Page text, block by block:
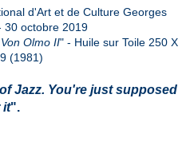
d'Art et de Culture Georges
30 octobre 2019
Olmo II" - Huile sur Toile 250 X
(1981)
Jazz. You're just supposed
it".